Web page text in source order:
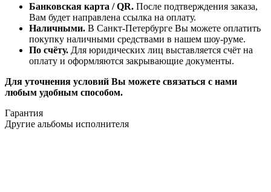
Банковская карта / QR. После подтверждения заказа,
Вам будет направлена ссылка на оплату.
Наличными. В Санкт-Петербурге Вы можете оплатить
покупку наличными средствами в нашем шоу-руме.
По счёту. Для юридических лиц выставляется счёт на
оплату и оформляются закрывающие документы.
Для уточнения условий Вы можете связаться с нами
любым удобным способом.
Гарантия
Другие альбомы исполнителя